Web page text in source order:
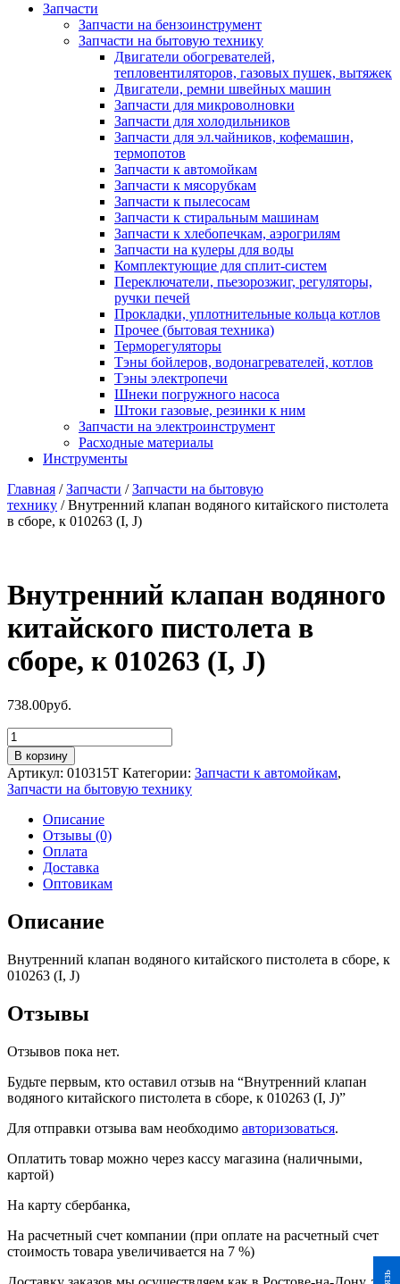
Запчасти
Запчасти на бензоинструмент
Запчасти на бытовую технику
Двигатели обогревателей,
тепловентиляторов, газовых пушек, вытяжек
Двигатели, ремни швейных машин
Запчасти для микроволновки
Запчасти для холодильников
Запчасти для эл.чайников, кофемашин,
термопотов
Запчасти к автомойкам
Запчасти к мясорубкам
Запчасти к пылесосам
Запчасти к стиральным машинам
Запчасти к хлебопечкам, аэрогрилям
Запчасти на кулеры для воды
Комплектующие для сплит-систем
Переключатели, пьезорозжиг, регуляторы,
ручки печей
Прокладки, уплотнительные кольца котлов
Прочее (бытовая техника)
Терморегуляторы
Тэны бойлеров, водонагревателей, котлов
Тэны электропечи
Шнеки погружного насоса
Штоки газовые, резинки к ним
Запчасти на электроинструмент
Расходные материалы
Инструменты
Главная /Запчасти /Запчасти на бытовую
технику / Внутренний клапан водяного китайского пистолета
в сборе, к 010263 (I, J)
Внутренний клапан водяного
китайского пистолета в
сборе, к 010263 (I, J)
738.00руб.
Количество
товара
Внутренний
клапан
водяного
китайского
пистолета
сборе,
010263
(I,
J)
В корзину
Артикул: 010315T Категории: Запчасти к автомойкам,
Запчасти на бытовую технику
Описание
Отзывы (0)
Оплата
Доставка
Оптовикам
Описание
Внутренний клапан водяного китайского пистолета в сборе, к
010263 (I, J)
Отзывы
Отзывов пока нет.
Будьте первым, кто оставил отзыв на “Внутренний клапан
водяного китайского пистолета в сборе, к 010263 (I, J)”
Для отправки отзыва вам необходимо авторизоваться.
Оплатить товар можно через кассу магазина (наличными,
картой)
На карту сбербанка,
На расчетный счет компании (при оплате на расчетный счет
стоимость товара увеличивается на 7 %)